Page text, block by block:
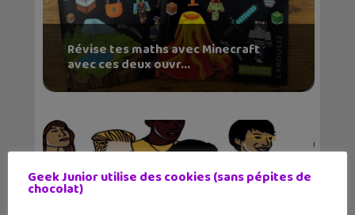
Révise tes maths avec Minecraft
avec ces deux ouvr...
Geek Junior utilise des cookies (sans pépites de
chocolat)